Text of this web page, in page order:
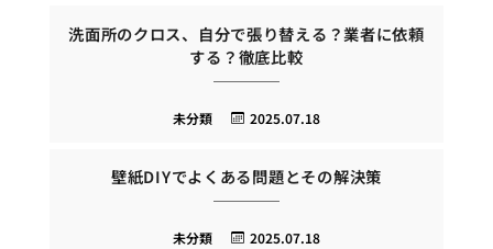
洗面所のクロス、自分で張り替える？業者に依頼
する？徹底比較
2025.07.18
未分類
壁紙DIYでよくある問題とその解決策
2025.07.18
未分類